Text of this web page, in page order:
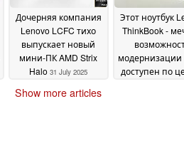
Дочерняя компания
Lenovo LCFC тихо
выпускает новый
мини-ПК AMD Strix
Halo 31 July 2025
Этот ноутбук
ThinkBook -
модернизации
доступен по
Show more articles